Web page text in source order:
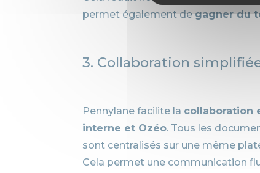
permet également degagner du
3. Collaboration
Pennylane facilite la collaboration
interne et Ozéo. Tous les
sont centralisés sur une même
Cela permet une communication